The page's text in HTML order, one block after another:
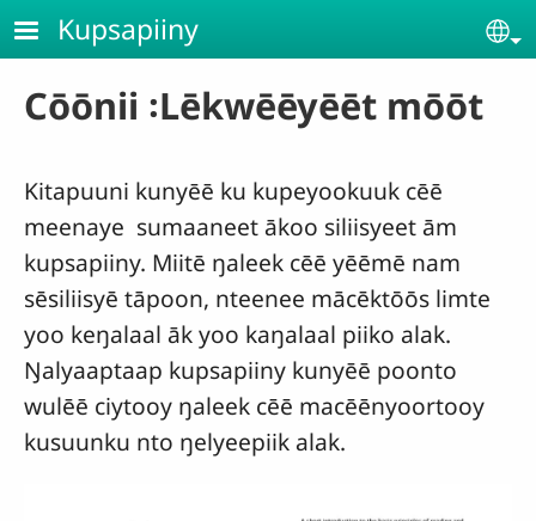
Skip to main content
Kupsapiiny
Cōōnii ꞉Lēkwēēyēēt mōōt
Kitapuuni kunyēē ku kupeyookuuk cēē
meenaye sumaaneet ākoo siliisyeet ām
kupsapiiny. Miitē ŋaleek cēē yēēmē nam
sēsiliisyē tāpoon, nteenee mācēktōōs limte
yoo keŋalaal āk yoo kaŋalaal piiko alak.
Ŋalyaaptaap kupsapiiny kunyēē poonto
wulēē ciytooy ŋaleek cēē macēēnyoortooy
kusuunku nto ŋelyeepiik alak.